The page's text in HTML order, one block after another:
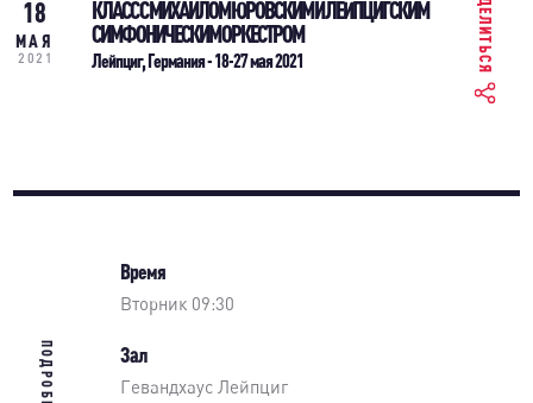
18
МАЯ
2021
КЛАСС С МИХАИЛОМ ЮРОВСКИМ И ЛЕЙПЦИГСКИМ
СИМФОНИЧЕСКИМ ОРКЕСТРОМ
Лейпциг, Германия - 18-27 мая 2021 ПОДЕЛИТЬСЯ
ПОДРОБНЕЕ
Время
Вторник 09:30
Зал
Гевандхаус Лейпциг